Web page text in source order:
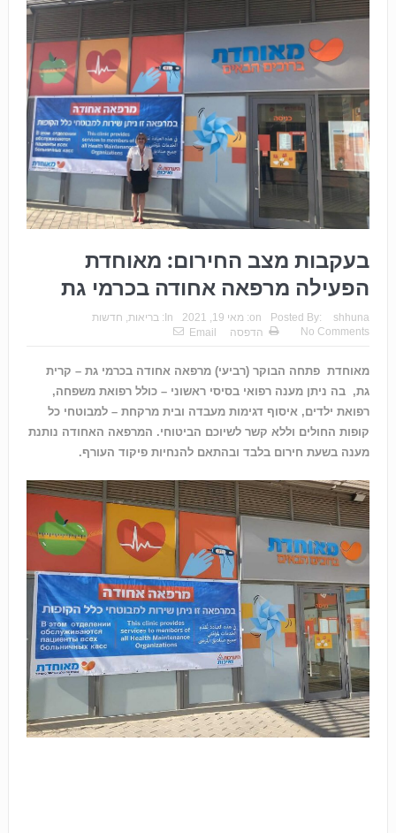
בעקבות מצב החירום: מאוחדת
הפעילה מרפאה אחודה בכרמי גת
Posted By: shhuna
on: מאי 19, 2021 In: בריאות, חדשות
No Comments
הדפסה Email
מאוחדת פתחה הבוקר (רביעי) מרפאה אחודה בכרמי גת – קרית
גת, בה ניתן מענה רפואי בסיסי ראשוני – כולל רפואת משפחה,
רפואת ילדים, איסוף דגימות מעבדה ובית מרקחת – למבוטחי כל
קופות החולים וללא קשר לשיוכם הביטוחי. המרפאה האחודה נותנת
מענה בשעת חירום בלבד ובהתאם להנחיות פיקוד העורף.